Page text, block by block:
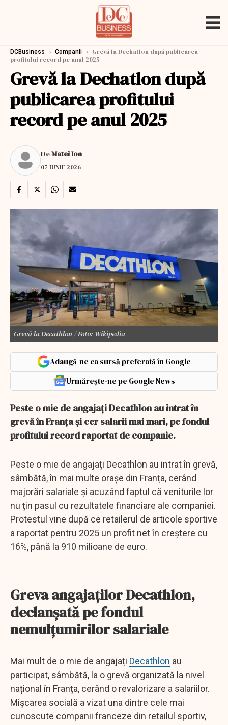
DCBusiness › Companii › Grevă la Dechatlon după publicarea
profitului record pe anul 2025
Grevă la Dechatlon după
publicarea profitului
record pe anul 2025
DeMatei Ion
07 IUNIE 2026
Grevă la Decathlon / Foto: Wikipedia
Adaugă-ne ca sursă preferată în Google
Urmărește-ne pe Google News
Peste o mie de angajați Decathlon au intrat în
grevă în Franța și cer salarii mai mari, pe fondul
profitului record raportat de companie.
Peste o mie de angajați Decathlon au intrat în grevă,
sâmbătă, în mai multe orașe din Franța, cerând
majorări salariale și acuzând faptul că veniturile lor
nu țin pasul cu rezultatele financiare ale companiei.
Protestul vine după ce retailerul de articole sportive
a raportat pentru 2025 un profit net în creștere cu
16%, până la 910 milioane de euro.
Greva angajaților Decathlon,
declanșată pe fondul
nemulțumirilor salariale
Mai mult de o mie de angajați Decathlon au
participat, sâmbătă, la o grevă organizată la nivel
național în Franța, cerând o revalorizare a salariilor.
Mișcarea socială a vizat una dintre cele mai
cunoscute companii franceze din retailul sportiv,